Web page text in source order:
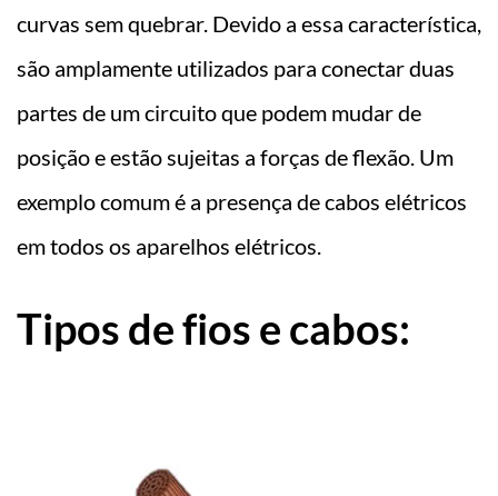
curvas sem quebrar. Devido a essa característica,
são amplamente utilizados para conectar duas
partes de um circuito que podem mudar de
posição e estão sujeitas a forças de flexão. Um
exemplo comum é a presença de cabos elétricos
em todos os aparelhos elétricos.
Tipos de fios e cabos: